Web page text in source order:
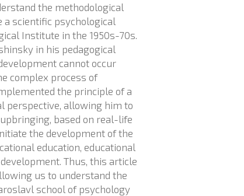
the methodological
a scientific psychological
Institute in the 1950s-70s.
in his pedagogical
cannot occur
complex process of
the principle of a
perspective, allowing him to
based on real-life
the development of the
education, educational
Thus, this article
us to understand the
school of psychology